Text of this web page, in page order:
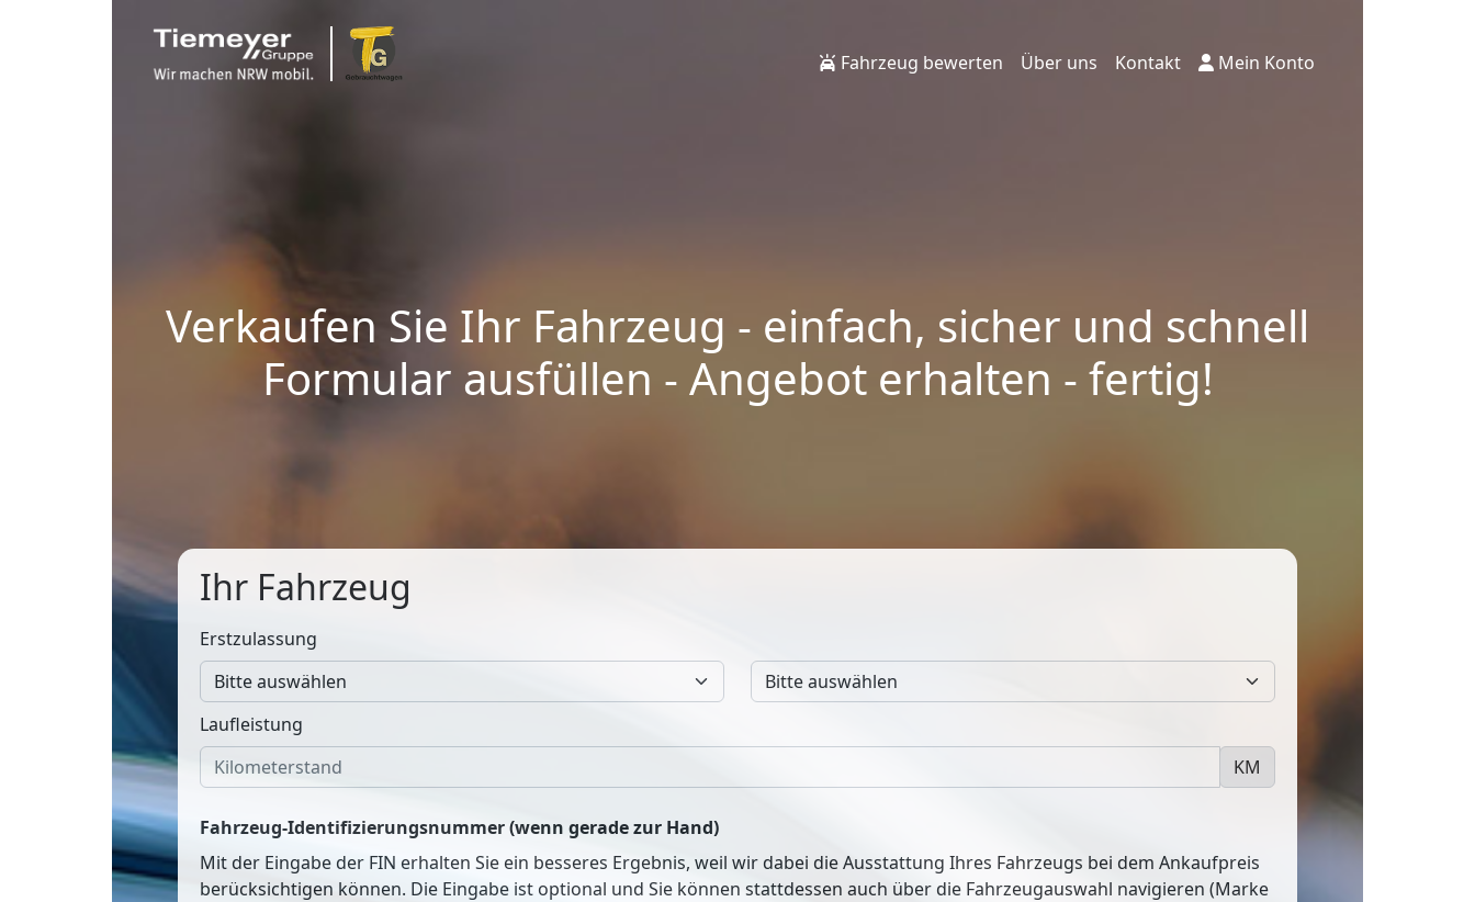
Fahrzeug bewerten Über uns Kontakt Mein Konto
Verkaufen Sie Ihr Fahrzeug - einfach, sicher und schnell
Formular ausfüllen - Angebot erhalten - fertig!
Ihr Fahrzeug
Erstzulassung
Laufleistung
KM
Fahrzeug-Identifizierungsnummer (wenn gerade zur Hand)
Mit der Eingabe der FIN erhalten Sie ein besseres Ergebnis, weil wir dabei die Ausstattung Ihres Fahrzeugs bei dem Ankaufpreis
berücksichtigen können. Die Eingabe ist optional und Sie können stattdessen auch über die Fahrzeugauswahl navigieren (Marke